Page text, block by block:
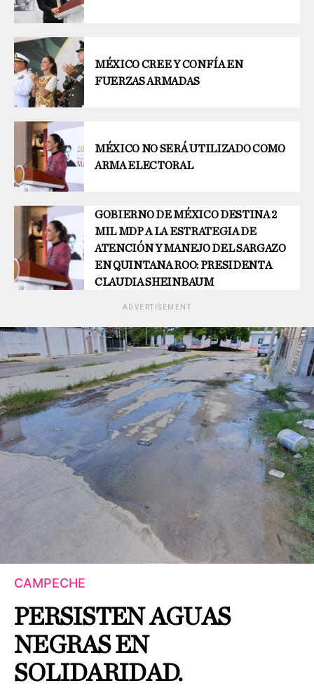
MÉXICO CREE Y CONFÍA EN
FUERZAS ARMADAS
MÉXICO NO SERÁ UTILIZADO COMO
ARMA ELECTORAL
GOBIERNO DE MÉXICO DESTINA 2
MIL MDP A LA ESTRATEGIA DE
ATENCIÓN Y MANEJO DEL SARGAZO
EN QUINTANA ROO: PRESIDENTA
CLAUDIA SHEINBAUM
ADVERTISEMENT
CAMPECHE
PERSISTEN AGUAS
NEGRAS EN
SOLIDARIDAD.